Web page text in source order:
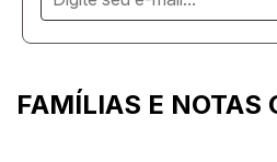
FAMÍLIAS E NOTAS